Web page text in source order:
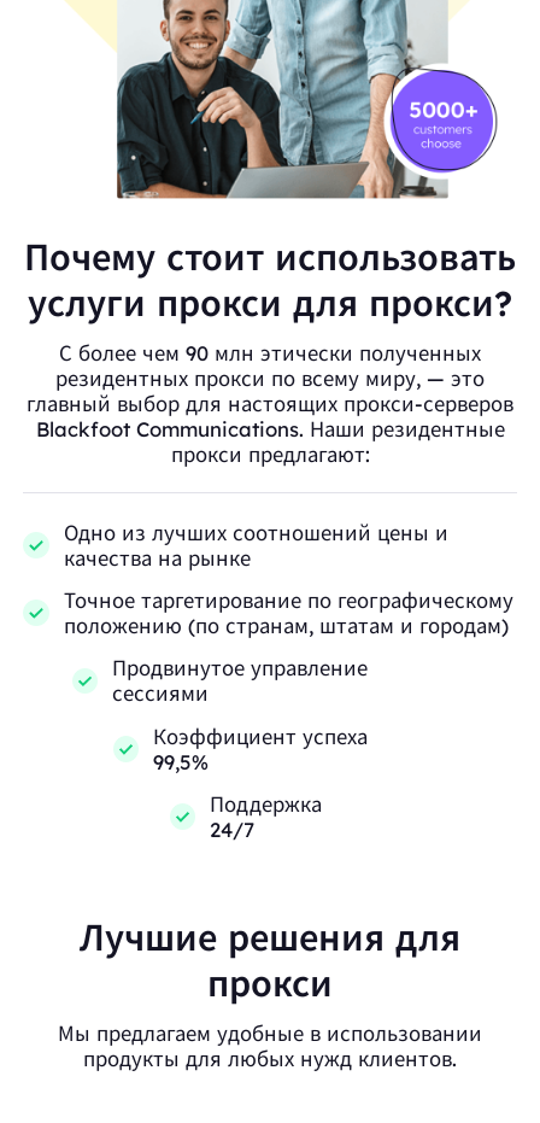
Почему стоит использовать
услуги прокси для прокси?
С более чем 90 млн этически полученных
резидентных прокси по всему миру, — это
главный выбор для настоящих прокси-серверов
Blackfoot Communications. Наши резидентные
прокси предлагают:
Одно из лучших соотношений цены и
качества на рынке
Точное таргетирование по географическому
положению (по странам, штатам и городам)
Продвинутое управление
сессиями
Коэффициент успеха
99,5%
Поддержка
24/7
Лучшие решения для
прокси
Мы предлагаем удобные в использовании
продукты для любых нужд клиентов.